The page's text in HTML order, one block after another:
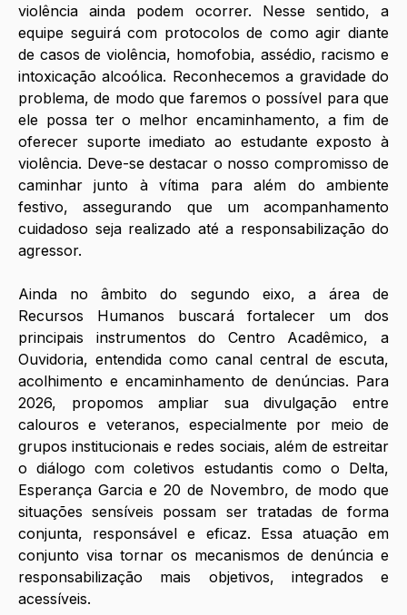
violência ainda podem ocorrer. Nesse sentido, a
equipe seguirá com protocolos de como agir diante
de casos de violência, homofobia, assédio, racismo e
intoxicação alcoólica. Reconhecemos a gravidade do
problema, de modo que faremos o possível para que
ele possa ter o melhor encaminhamento, a fim de
oferecer suporte imediato ao estudante exposto à
violência. Deve-se destacar o nosso compromisso de
caminhar junto à vítima para além do ambiente
festivo, assegurando que um acompanhamento
cuidadoso seja realizado até a responsabilização do
agressor.
Ainda no âmbito do segundo eixo, a área de
Recursos Humanos buscará fortalecer um dos
principais instrumentos do Centro Acadêmico, a
Ouvidoria, entendida como canal central de escuta,
acolhimento e encaminhamento de denúncias. Para
2026, propomos ampliar sua divulgação entre
calouros e veteranos, especialmente por meio de
grupos institucionais e redes sociais, além de estreitar
o diálogo com coletivos estudantis como o Delta,
Esperança Garcia e 20 de Novembro, de modo que
situações sensíveis possam ser tratadas de forma
conjunta, responsável e eficaz. Essa atuação em
conjunto visa tornar os mecanismos de denúncia e
responsabilização mais objetivos, integrados e
acessíveis.